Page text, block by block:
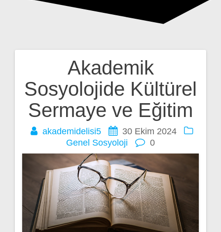
Akademik
Sosyolojide Kültürel
Sermaye ve Eğitim
akademidelisi5
30 Ekim 2024
Genel Sosyoloji 0
gezinmesi